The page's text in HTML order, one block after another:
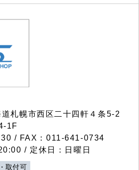
札幌市西区二十四軒４条5-2
1F
/ FAX：011-641-0734
/ 定休日：日曜日
取付可